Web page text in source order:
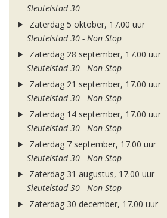
Sleutelstad 30
Zaterdag 5 oktober, 17.00 uur
Sleutelstad 30 - Non Stop
Zaterdag 28 september, 17.00 uur
Sleutelstad 30 - Non Stop
Zaterdag 21 september, 17.00 uur
Sleutelstad 30 - Non Stop
Zaterdag 14 september, 17.00 uur
Sleutelstad 30 - Non Stop
Zaterdag 7 september, 17.00 uur
Sleutelstad 30 - Non Stop
Zaterdag 31 augustus, 17.00 uur
Sleutelstad 30 - Non Stop
Zaterdag 30 december, 17.00 uur